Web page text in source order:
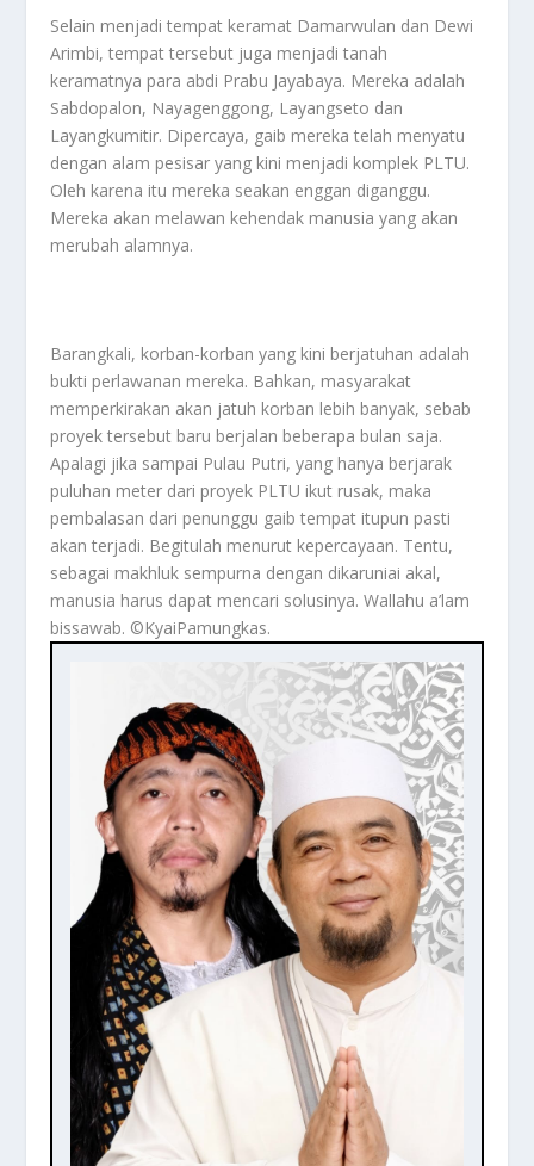
Selain menjadi tempat keramat Damarwulan dan Dewi
Arimbi, tempat tersebut juga menjadi tanah
keramatnya para abdi Prabu Jayabaya. Mereka adalah
Sabdopalon, Nayagenggong, Layangseto dan
Layangkumitir. Dipercaya, gaib mereka telah menyatu
dengan alam pesisar yang kini menjadi komplek PLTU.
Oleh karena itu mereka seakan enggan diganggu.
Mereka akan melawan kehendak manusia yang akan
merubah alamnya.
Barangkali, korban-korban yang kini berjatuhan adalah
bukti perlawanan mereka. Bahkan, masyarakat
memperkirakan akan jatuh korban lebih banyak, sebab
proyek tersebut baru berjalan beberapa bulan saja.
Apalagi jika sampai Pulau Putri, yang hanya berjarak
puluhan meter dari proyek PLTU ikut rusak, maka
pembalasan dari penunggu gaib tempat itupun pasti
akan terjadi. Begitulah menurut kepercayaan. Tentu,
sebagai makhluk sempurna dengan dikaruniai akal,
manusia harus dapat mencari solusinya. Wallahu a’lam
bissawab. ©️KyaiPamungkas.